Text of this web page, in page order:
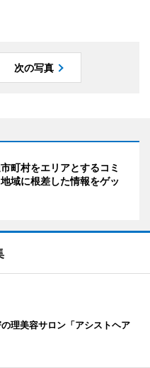
次の写真
町村をエリアとするコミ
域に根差した情報をゲッ
理美容サロン「アシストヘア